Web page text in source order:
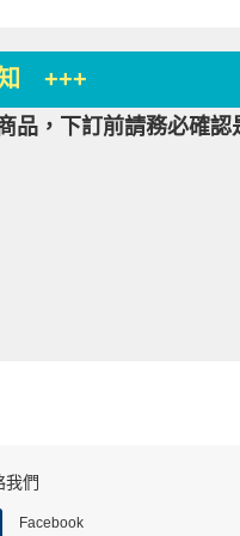
+++
品，下訂前請務必確認
我們
Facebook